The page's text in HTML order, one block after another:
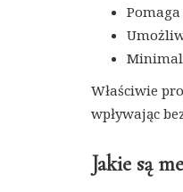
Właściwie
wpływając
Jakie są